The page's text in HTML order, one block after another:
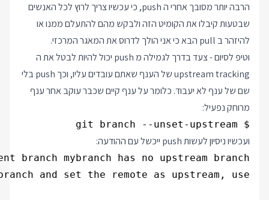
הרבה יותר מסובך אחרי ה push, כי עכשיו צריך לרוץ לכל האנשים
שבטעות קיבלו את הקומיט הזה ולבקש מהם להתעלם ממנו או
להיזהר ב pull הבא כי אני הולך לדרוס את המאגר המרכזי.
וטיפ לסיום - צעד בדרך לגמילה מ push יכול להיות לבטל את ה
upstream tracking של הענף שאתם עובדים עליו, וכך push בלי
שם של ענף לא יעבוד. כלומר על ענף קיים שכבר עוקב אחר ענף
מרוחק נפעיל:
$ git branch --unset-upstream
ועכשיו ניסיון לעשות push ייכשל עם ההודעה: